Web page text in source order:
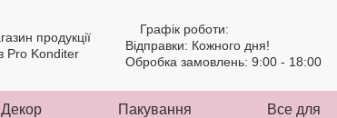
Графік роботи:
Відправки: Кожного дня!
Обробка замовлень: 9:00 - 18:00
Декор Пакування Все для